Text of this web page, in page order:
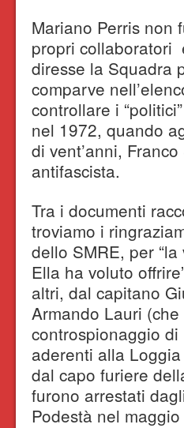
Mariano Perris non
propri collaboratori
diresse la Squadra
comparve
controllare i
nel 1972, quando
di vent’anni,
antifascista.
Tra i documenti
troviamo i
dello SMRE, per
Ella ha voluto
altri, dal capitano
Armando Lauri
controspionaggio
aderenti alla
dal capo furiere
furono arrestati
Podestà nel